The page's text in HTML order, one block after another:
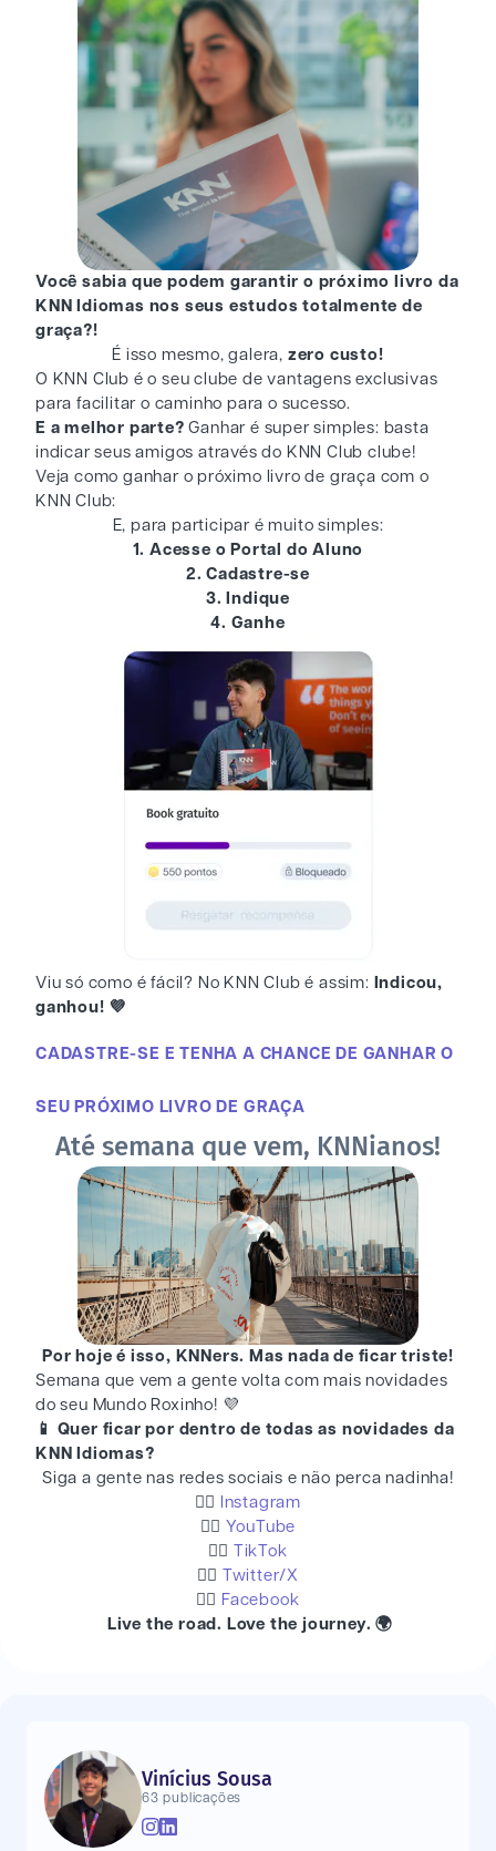
Você sabia que podem garantir o próximo livro da
KNN Idiomas nos seus estudos totalmente de
graça?!
É isso mesmo, galera, zero custo!
O KNN Club é o seu clube de vantagens exclusivas
para facilitar o caminho para o sucesso.
E a melhor parte? Ganhar é super simples: basta
indicar seus amigos através do KNN Club clube!
Veja como ganhar o próximo livro de graça com o
KNN Club:
E, para participar é muito simples:
1. Acesse o Portal do Aluno
2. Cadastre-se
3. Indique
4. Ganhe
Viu só como é fácil? No KNN Club é assim: Indicou,
ganhou! 💜
CADASTRE-SE E TENHA A CHANCE DE GANHAR O
SEU PRÓXIMO LIVRO DE GRAÇA
Até semana que vem, KNNianos!
Por hoje é isso, KNNers. Mas nada de ficar triste!
Semana que vem a gente volta com mais novidades
do seu Mundo Roxinho! 💜
📱 Quer ficar por dentro de todas as novidades da
KNN Idiomas?
Siga a gente nas redes sociais e não perca nadinha!
👉🏻
Instagram
👉🏻 YouTube
👉🏻
TikTok
👉🏻
Twitter/X
👉🏻 Facebook
Live the road. Love the journey. 🌍
Vinícius Sousa
63 publicações